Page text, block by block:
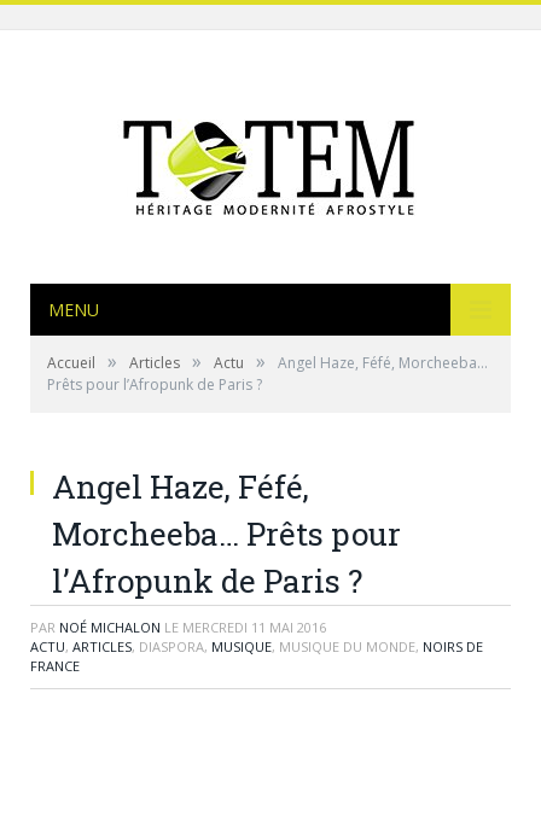
MENU
Accueil » Articles » Actu »
Angel Haze, Féfé, Morcheeba…
Prêts pour l’Afropunk de Paris ?
Angel Haze, Féfé,
Morcheeba… Prêts pour
l’Afropunk de Paris ?
PAR NOÉ MICHALON LE MERCREDI 11 MAI 2016
ACTU, ARTICLES, DIASPORA, MUSIQUE, MUSIQUE DU MONDE, NOIRS DE
FRANCE